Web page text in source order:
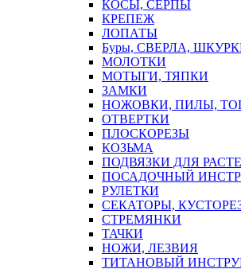
КОСЫ, СЕРПЫ
КРЕПЕЖ
ЛОПАТЫ
Буры, СВЕРЛА,
МОЛОТКИ
МОТЫГИ, ТЯПКИ
ЗАМКИ
НОЖОВКИ, ПИЛЫ,
ОТВЕРТКИ
ПЛОСКОРЕЗЫ
КОЗЬМА
ПОДВЯЗКИ ДЛЯ
ПОСАДОЧНЫЙ
РУЛЕТКИ
СЕКАТОРЫ,
СТРЕМЯНКИ
ТАЧКИ
НОЖИ, ЛЕЗВИЯ
ТИТАНОВЫЙ